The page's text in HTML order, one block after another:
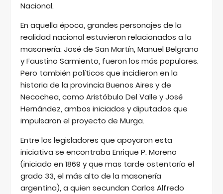
Nacional.
En aquella época, grandes personajes de la
realidad nacional estuvieron relacionados a la
masonería: José de San Martín, Manuel Belgrano
y Faustino Sarmiento, fueron los más populares.
Pero también políticos que incidieron en la
historia de la provincia Buenos Aires y de
Necochea, como Aristóbulo Del Valle y José
Hernández, ambos iniciados y diputados que
impulsaron el proyecto de Murga.
Entre los legisladores que apoyaron esta
iniciativa se encontraba Enrique P. Moreno
(iniciado en 1869 y que mas tarde ostentaría el
grado 33, el más alto de la masonería
argentina), a quien secundan Carlos Alfredo